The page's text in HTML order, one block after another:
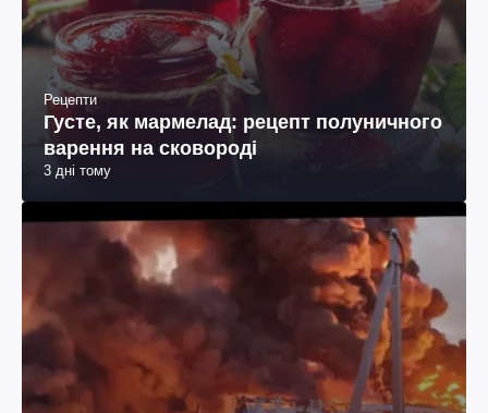
Рецепти
Густе, як мармелад: рецепт полуничного
варення на сковороді
3 дні тому